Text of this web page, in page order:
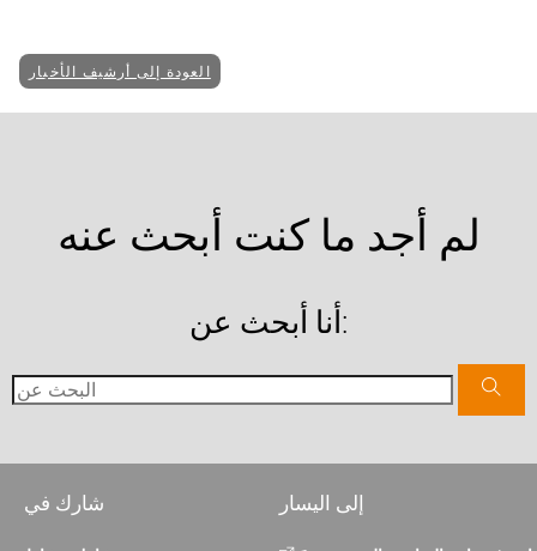
العودة إلى أرشيف الأخبار
لم أجد ما كنت أبحث عنه
أنا أبحث عن:
إلى اليسار شارك في